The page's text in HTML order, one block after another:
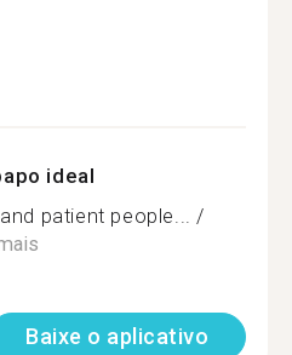
ideal
patient people... /
Baixe o aplicativo